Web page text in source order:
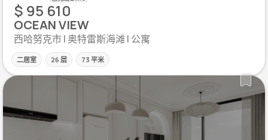
$ 95 610
OCEAN VIEW
西哈努克市 | 奥特雷斯海滩 | 公寓
二居室 26 层 73 平米